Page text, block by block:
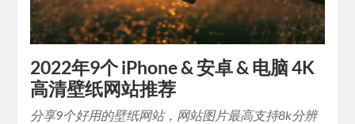
2022年9个 iPhone & 安卓 & 电脑 4K
高清壁纸网站推荐
分享9个好用的壁纸网站，网站图片最高支持8k分辨